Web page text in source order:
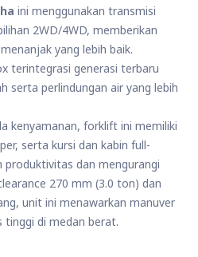
ini menggunakan transmisi
2WD/4WD, memberikan
yang lebih baik.
terintegrasi generasi terbaru
serta perlindungan air yang lebih
kenyamanan, forklift ini memiliki
serta kursi dan kabin full-
dan mengurangi
270 mm (3.0 ton) dan
unit ini menawarkan manuver
tinggi di medan berat.